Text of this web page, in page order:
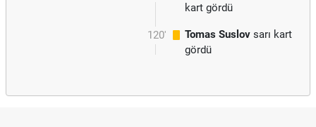
kart gördü
120' Tomas Suslov sarı kart
gördü